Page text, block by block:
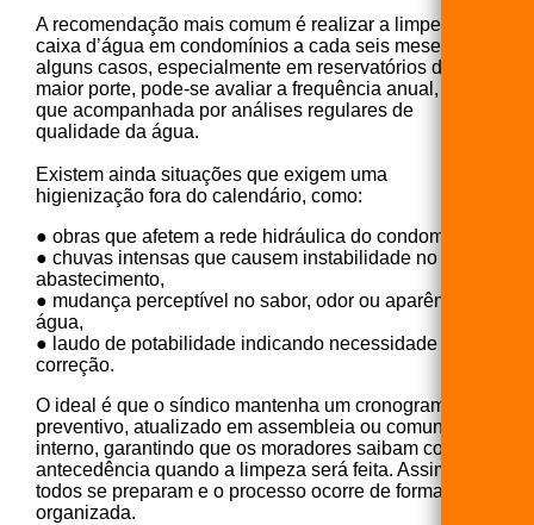
A recomendação mais comum é realizar a limpeza da
caixa d’água em condomínios a cada seis meses. Em
alguns casos, especialmente em reservatórios de
maior porte, pode-se avaliar a frequência anual, desde
que acompanhada por análises regulares de
qualidade da água.
Existem ainda situações que exigem uma
higienização fora do calendário, como:
● obras que afetem a rede hidráulica do condomínio,
● chuvas intensas que causem instabilidade no
abastecimento,
● mudança perceptível no sabor, odor ou aparência da
água,
● laudo de potabilidade indicando necessidade de
correção.
O ideal é que o síndico mantenha um cronograma
preventivo, atualizado em assembleia ou comunicado
interno, garantindo que os moradores saibam com
antecedência quando a limpeza será feita. Assim,
todos se preparam e o processo ocorre de forma
organizada.